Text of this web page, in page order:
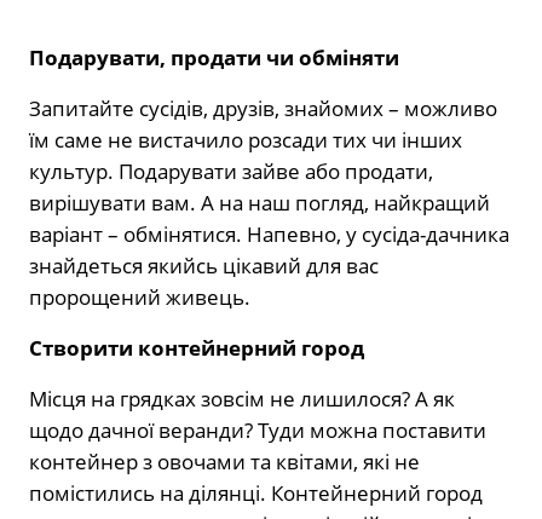
Подарувати, продати чи обміняти
Запитайте сусідів, друзів, знайомих – можливо
їм саме не вистачило розсади тих чи інших
культур. Подарувати зайве або продати,
вирішувати вам. А на наш погляд, найкращий
варіант – обмінятися. Напевно, у сусіда-дачника
знайдеться якийсь цікавий для вас
пророщений живець.
Створити контейнерний город
Місця на грядках зовсім не лишилося? А як
щодо дачної веранди? Туди можна поставити
контейнер з овочами та квітами, які не
помістились на ділянці. Контейнерний город